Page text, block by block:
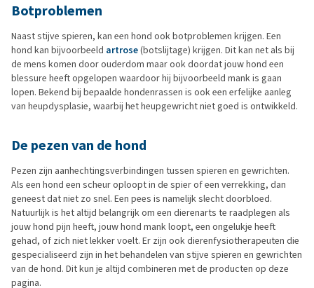
Botproblemen
Naast stijve spieren, kan een hond ook botproblemen krijgen. Een
hond kan bijvoorbeeld artrose(botslijtage) krijgen. Dit kan net als bij
de mens komen door ouderdom maar ook doordat jouw hond een
blessure heeft opgelopen waardoor hij bijvoorbeeld mank is gaan
lopen. Bekend bij bepaalde hondenrassen is ook een erfelijke aanleg
van heupdysplasie, waarbij het heupgewricht niet goed is ontwikkeld.
De pezen van de hond
Pezen zijn aanhechtingsverbindingen tussen spieren en gewrichten.
Als een hond een scheur oploopt in de spier of een verrekking, dan
geneest dat niet zo snel. Een pees is namelijk slecht doorbloed.
Natuurlijk is het altijd belangrijk om een dierenarts te raadplegen als
jouw hond pijn heeft, jouw hond mank loopt, een ongelukje heeft
gehad, of zich niet lekker voelt. Er zijn ook dierenfysiotherapeuten die
gespecialiseerd zijn in het behandelen van stijve spieren en gewrichten
van de hond. Dit kun je altijd combineren met de producten op deze
pagina.